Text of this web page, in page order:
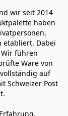
wir seit 2014
haben
etabliert. Dabei
führen
Ware von
auf
Schweizer Post